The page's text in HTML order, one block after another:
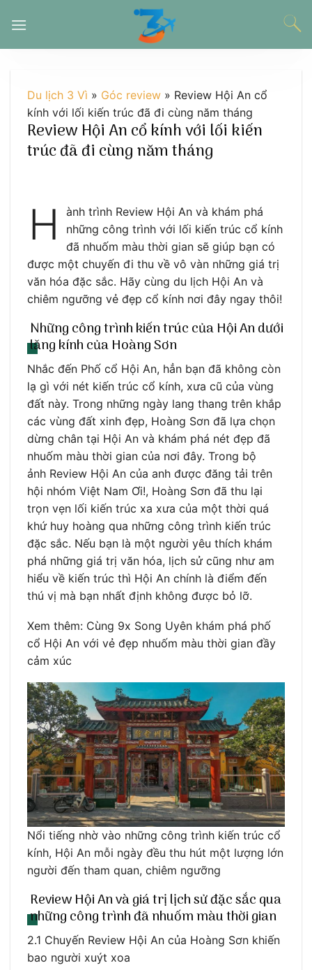
đến
Du lịch 3 Vì » Góc review » Review Hội An cổ
kính với lối kiến trúc đã đi cùng năm tháng
Review Hội An cổ kính với lối kiến
trúc đã đi cùng năm tháng
H
ành trình Review Hội An và khám phá
những công trình với lối kiến trúc cổ kính
đã nhuốm màu thời gian sẽ giúp bạn có
được một chuyến đi thu về vô vàn những giá trị
văn hóa đặc sắc. Hãy cùng du lịch Hội An và
chiêm ngưỡng vẻ đẹp cổ kính nơi đây ngay thôi!
Những công trình kiến trúc của Hội An dưới
lăng kính của Hoàng Sơn
Nhắc đến Phố cổ Hội An, hẳn bạn đã không còn
lạ gì với nét kiến trúc cổ kính, xưa cũ của vùng
đất này. Trong những ngày lang thang trên khắp
các vùng đất xinh đẹp, Hoàng Sơn đã lựa chọn
dừng chân tại Hội An và khám phá nét đẹp đã
nhuốm màu thời gian của nơi đây. Trong bộ
ảnh Review Hội An của anh được đăng tải trên
hội nhóm Việt Nam Ơi!, Hoàng Sơn đã thu lại
trọn vẹn lối kiến trúc xa xưa của một thời quá
khứ huy hoàng qua những công trình kiến trúc
đặc sắc. Nếu bạn là một người yêu thích khám
phá những giá trị văn hóa, lịch sử cũng như am
hiểu về kiến trúc thì Hội An chính là điểm đến
thú vị mà bạn nhất định không được bỏ lỡ.
Xem thêm: Cùng 9x Song Uyên khám phá phố
cổ Hội An với vẻ đẹp nhuốm màu thời gian đầy
cảm xúc
Nổi tiếng nhờ vào những công trình kiến trúc cổ
kính, Hội An mỗi ngày đều thu hút một lượng lớn
người đến tham quan, chiêm ngưỡng
Review Hội An và giá trị lịch sử đặc sắc qua
những công trình đã nhuốm màu thời gian
2.1 Chuyến Review Hội An của Hoàng Sơn khiến
bao người xuýt xoa